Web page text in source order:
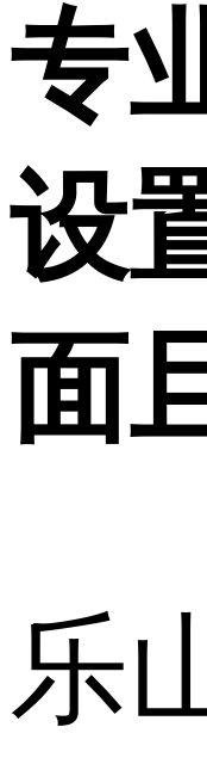
专
设
面
乐